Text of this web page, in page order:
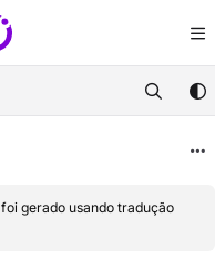
docs.document360.com/
exploring further.
gerado usando tradução